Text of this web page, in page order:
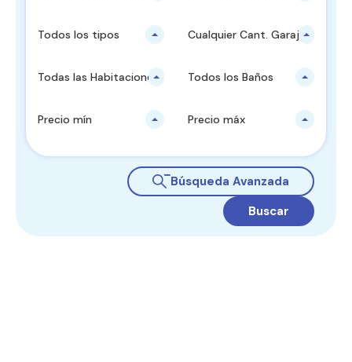
Todos los tipos Cualquier Cant. Garajes
Todas las Habitaciones Todos los Baños
Precio mín Precio máx
Búsqueda Avanzada
Buscar